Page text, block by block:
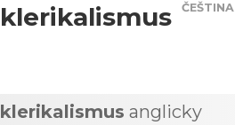
klerikalismus ČEŠTINA
klerikalismus anglicky